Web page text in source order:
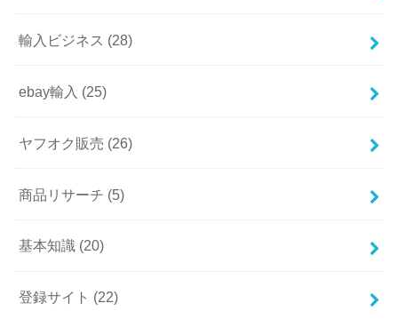
輸入ビジネス (28)
ebay輸入 (25)
ヤフオク販売 (26)
商品リサーチ (5)
基本知識 (20)
登録サイト (22)